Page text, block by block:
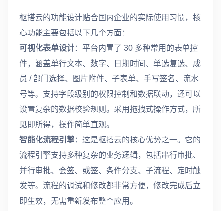
枢搭云的功能设计贴合国内企业的实际使用习惯，核
心功能主要包括以下几个方面：
可视化表单设计：平台内置了 30 多种常用的表单控
件，涵盖单行文本、数字、日期时间、单选复选、成
员 / 部门选择、图片附件、子表单、手写签名、流水
号等。支持字段级别的权限控制和数据联动，还可以
设置复杂的数据校验规则。采用拖拽式操作方式，所
见即所得，操作简单直观。
智能化流程引擎：这是枢搭云的核心优势之一。它的
流程引擎支持多种复杂的业务逻辑，包括串行审批、
并行审批、会签、或签、条件分支、子流程、定时触
发等。流程的调试和修改都非常方便，修改完成后立
即生效，无需重新发布整个应用。